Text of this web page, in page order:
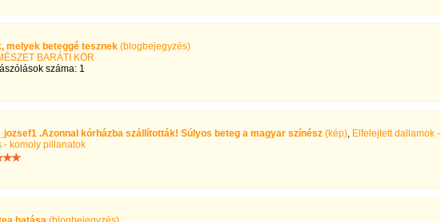
melyek beteggé tesznek (blogbejegyzés)
BARÁTI KÖR
száma: 1
.Azonnal kórházba szállították! Súlyos beteg a magyar színész (kép), Elfelejtett dallamok -
- komoly pillanatok